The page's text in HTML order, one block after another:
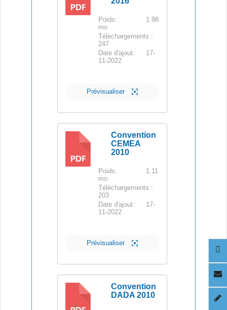
PDF
Poids:
1.98
mo
Téléchargements :
247
Date d'ajout:
17-
11-2022
Prévisualiser
PDF
Convention
CEMEA
2010
Poids:
1.11
mo
Téléchargements :
203
Date d'ajout:
17-
11-2022
Prévisualiser
Convention
DADA 2010